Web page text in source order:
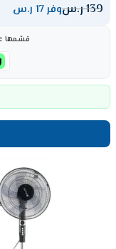
139ر.سوفر 17 ر.س
قسّمها